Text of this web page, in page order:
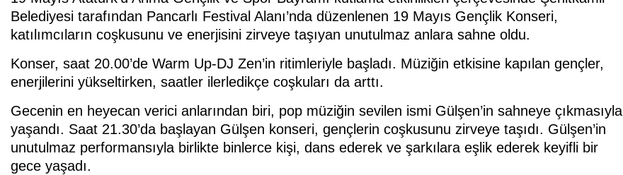
Belediyesi tarafından Pancarlı Festival Alanı’nda düzenlenen 19 Mayıs Gençlik Konseri,
katılımcıların coşkusunu ve enerjisini zirveye taşıyan unutulmaz anlara sahne oldu.
Konser, saat 20.00’de Warm Up-DJ Zen’in ritimleriyle başladı. Müziğin etkisine kapılan gençler,
enerjilerini yükseltirken, saatler ilerledikçe coşkuları da arttı.
Gecenin en heyecan verici anlarından biri, pop müziğin sevilen ismi Gülşen’in sahneye çıkmasıyla
yaşandı. Saat 21.30’da başlayan Gülşen konseri, gençlerin coşkusunu zirveye taşıdı. Gülşen’in
unutulmaz performansıyla birlikte binlerce kişi, dans ederek ve şarkılara eşlik ederek keyifli bir
gece yaşadı.